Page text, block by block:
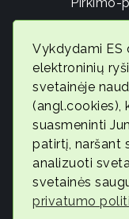
Vykdydami ES
elektroninių
svetainėje
(angl.cookies),
suasmeninti
patirtį, naršant
analizuoti
svetainės
privatumo
Slapukų
© 2026
Geros
ekspertė
Gintarė